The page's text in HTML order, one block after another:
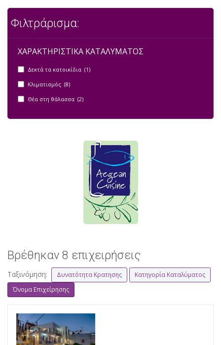
Φιλτράρισμα:
ΧΑΡΑΚΤΗΡΙΣΤΙΚΑ ΚΑΤΑΛΥΜΑΤΟΣ
Δεκτά τα κατοικίδια (1)
Κλιματισμός (8)
Θέα στη θάλασσα (2)
Βρέθηκαν 8 επιχειρήσεις
Ταξινόμηση: Δυνατότητα Κρατησης
Κατηγορία Καταλύματος
Όνομα Επιχείρησης